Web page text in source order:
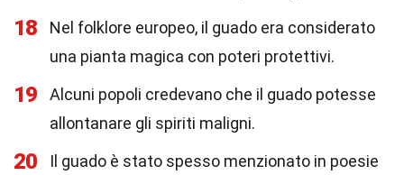
18
Nel folklore europeo, il guado era considerato
una pianta magica con poteri protettivi.
19
Alcuni popoli credevano che il guado potesse
allontanare gli spiriti maligni.
20
Il guado è stato spesso menzionato in poesie